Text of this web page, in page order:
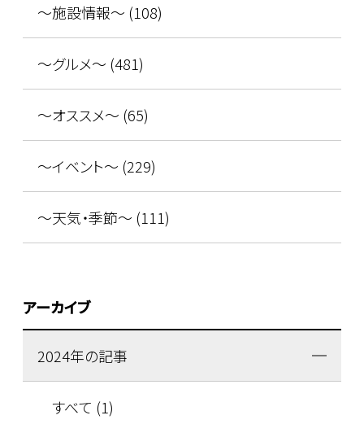
～施設情報～ (108)
～グルメ～ (481)
～オススメ～ (65)
～イベント～ (229)
～天気・季節～ (111)
アーカイブ
2024年の記事
すべて (1)